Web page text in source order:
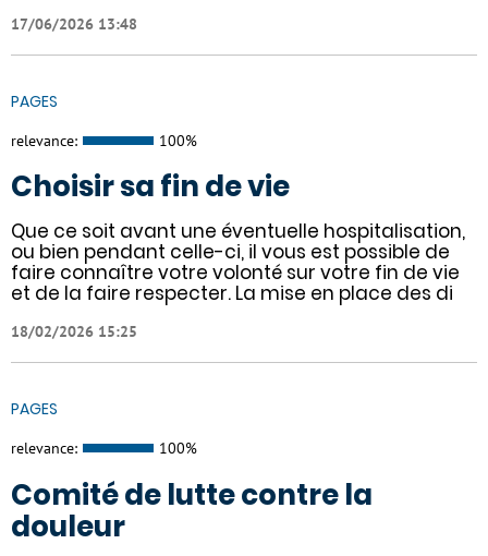
17/06/2026 13:48
PAGES
relevance: 100%
Choisir sa fin de vie
Que ce soit avant une éventuelle hospitalisation,
ou bien pendant celle-ci, il vous est possible de
faire connaître votre volonté sur votre fin de vie
et de la faire respecter. La mise en place des di
18/02/2026 15:25
PAGES
relevance: 100%
Comité de lutte contre la
douleur